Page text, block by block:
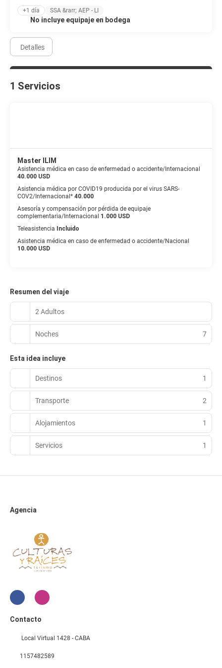
+1 día
SSA &rarr; AEP - LI
No incluye equipaje en bodega
Detalles
1 Servicios
Master ILIM
Asistencia médica en caso de enfermedad o accidente/Internacional
40.000 USD
Asistencia médica por COVID19 producida por el virus SARS-
COV2/Internacional* 40.000
Asesoría y compensación por pérdida de equipaje
complementaria/Internacional 1.000 USD
Teleasistencia
Incluido
Asistencia médica en caso de enfermedad o accidente/Nacional
10.000 USD
Resumen del viaje
2 Adultos
Noches 7
Esta idea incluye
Destinos 1
Transporte 2
Alojamientos 1
Servicios 1
Agencia
Contacto
Local Virtual 1428 - CABA
1157482589